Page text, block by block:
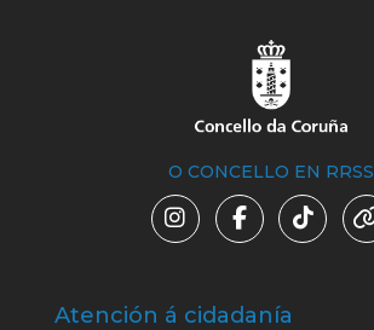
O CONCELLO EN RRSS
Atención á cidadanía